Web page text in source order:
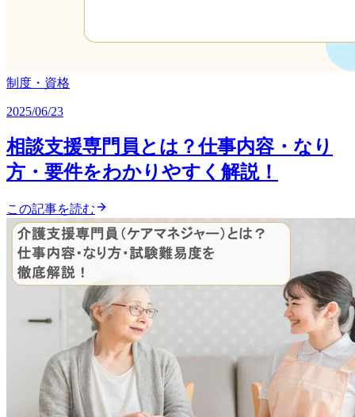
制度・資格
2025/06/23
相談支援専門員とは？仕事内容・なり
方・要件をわかりやすく解説！
この記事を読む